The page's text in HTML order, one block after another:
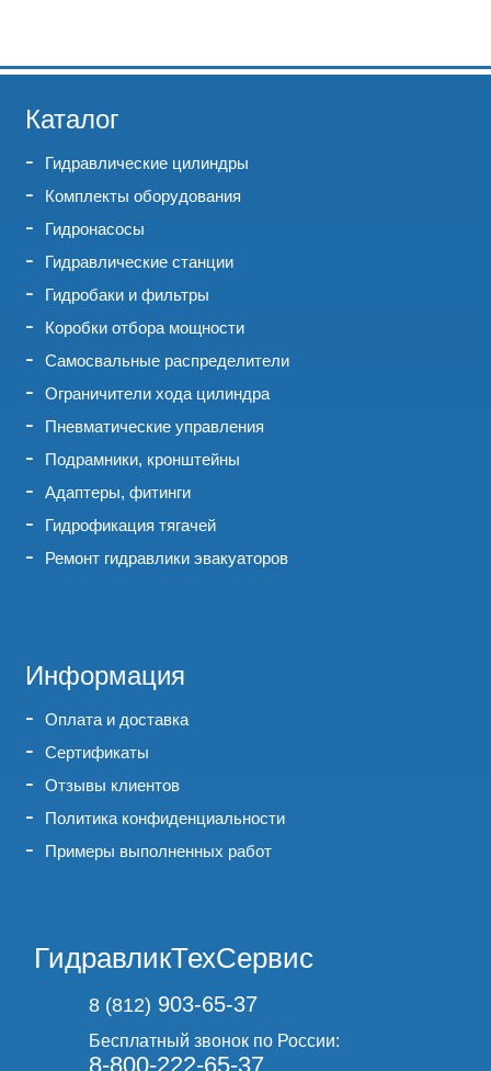
Каталог
Гидравлические цилиндры
Комплекты оборудования
Гидронасосы
Гидравлические станции
Гидробаки и фильтры
Коробки отбора мощности
Самосвальные распределители
Ограничители хода цилиндра
Пневматические управления
Подрамники, кронштейны
Адаптеры, фитинги
Гидрофикация тягачей
Ремонт гидравлики эвакуаторов
Информация
Оплата и доставка
Сертификаты
Отзывы клиентов
Политика конфиденциальности
Примеры выполненных работ
ГидравликТехСервис
8 (812) 903-65-37
Бесплатный звонок по России:
8-800-222-65-37